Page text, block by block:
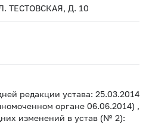
ТЕСТОВСКАЯ, Д. 10
редакции устава: 25.03.2014
органе 06.06.2014) ,
изменений в устав (№ 2):